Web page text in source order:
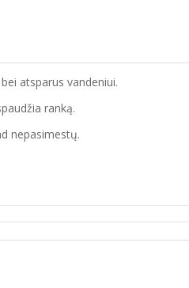
atsparus vandeniui.
ranką.
nepasimestų.